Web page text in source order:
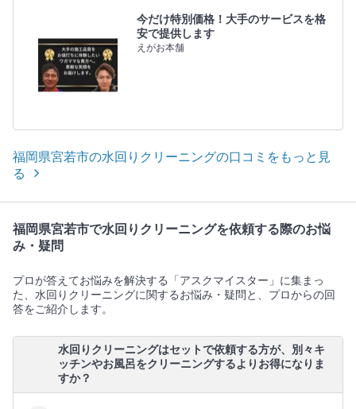
今だけ特別価格！大手のサービスを格
安で提供します
えがお本舗
福岡県宮若市の水回りクリーニングの口コミをもっと見
る
福岡県宮若市で水回りクリーニングを依頼する際のお悩
み・疑問
プロが答えてお悩みを解決する「アスクマイスター」に集まっ
た、水回りクリーニングに関するお悩み・疑問と、プロからの回
答をご紹介します。
水回りクリーニングはセットで依頼する方が、別々キ
ッチンやお風呂をクリーニングするよりお得になりま
すか？